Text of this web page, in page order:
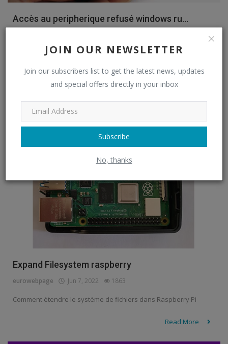
JOIN OUR NEWSLETTER
Join our subscribers list to get the latest news, updates
and special offers directly in your inbox
Subscribe
No, thanks
Accès au peripherique refusé windows ru...
Comment réparer l'erreur de l'accès au clé USB refusé sur
Read More
Raspberry
Expand Filesystem raspberry
eurowebpage Jun 7, 2022 1863
Comment étendre le système de fichiers dans Raspberry Pi
Read More